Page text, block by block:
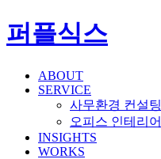
퍼플식스
ABOUT
SERVICE
사무환경 컨설팅
오피스 인테리어
INSIGHTS
WORKS